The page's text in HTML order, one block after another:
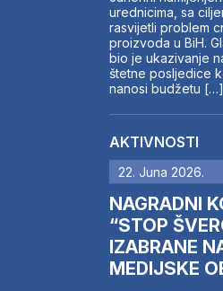
urednicima, sa
rasvijetli problem
proizvoda u BiH.
bio je ukazivanje
štetne posljedice
nanosi budžetu […]
AKTIVNOSTI
22. Juna 2026.
NAGRADNI
“STOP
IZABRANE
MEDIJSKE